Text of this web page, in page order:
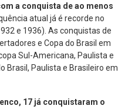
a conquista de ao menos
atual já é recorde no
e 1936). As conquistas de
e Copa do Brasil em
Sul-Americana, Paulista e
Brasil, Paulista e Brasileiro em
17 já conquistaram o